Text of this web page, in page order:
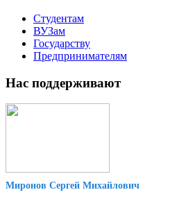
Студентам
ВУЗам
Государству
Предпринимателям
Нас поддерживают
Миронов Сергей Михайлович